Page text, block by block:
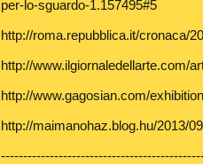
per-lo-sguardo-1.157495#5
http://roma.repubblica.it/cronaca/
http://www.ilgiornaledellarte.com/
http://www.gagosian.com/
http://maimanohaz.blog.hu/2013/